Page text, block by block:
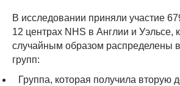
В исследовании приняли участие
12 центрах NHS в Англии и Уэльсе,
случайным образом распределены
групп:
Группа, которая получила вторую